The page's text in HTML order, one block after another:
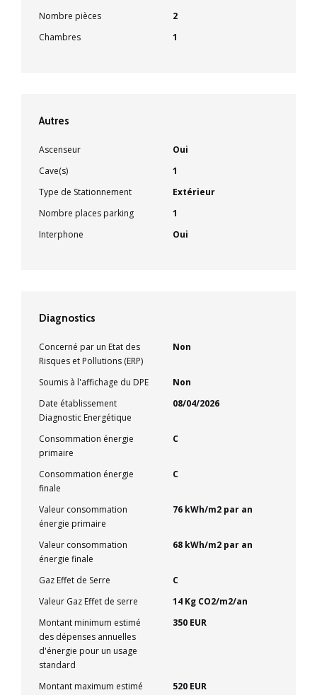
Nombre pièces
2
Chambres
1
Autres
Ascenseur
Oui
Cave(s)
1
Type de Stationnement
Extérieur
Nombre places parking
1
Interphone
Oui
Diagnostics
Concerné par un Etat des
Risques et Pollutions (ERP)
Non
Soumis à l'affichage du DPE
Non
Date établissement
Diagnostic Energétique
08/04/2026
Consommation énergie
primaire
C
Consommation énergie
finale
C
Valeur consommation
énergie primaire
76 kWh/m2 par an
Valeur consommation
énergie finale
68 kWh/m2 par an
Gaz Effet de Serre
C
Valeur Gaz Effet de serre
14 Kg CO2/m2/an
Montant minimum estimé
des dépenses annuelles
d'énergie pour un usage
standard
350 EUR
Montant maximum estimé
520 EUR